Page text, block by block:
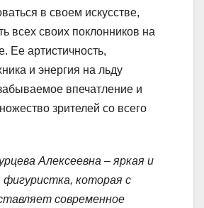
в своем искусстве,
всех своих поклонников на
Ее артистичность,
и энергия на льду
впечатление и
зрителей со всего
Алексеевна – яркая и
которая с
современное